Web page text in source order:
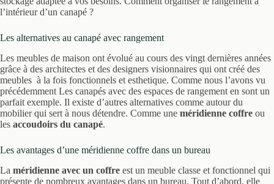
l’intérieur d’un canapé ?
Les alternatives au canapé avec rangement
Les meubles de maison ont évolué au cours des vingt dernières années
grâce à des architectes et des designers visionnaires qui ont créé des
meubles à la fois fonctionnels et esthetique. Comme nous l’avons vu
précédemment Les canapés avec des espaces de rangement en sont un
parfait exemple. Il existe d’autres alternatives comme autour du
mobilier qui sert à nous détendre. Comme une méridienne coffre ou
les accoudoirs du canapé.
Les avantages d’une méridienne coffre dans un bureau
La méridienne avec un coffre est un meuble classe et fonctionnel qui
présente de nombreux avantages dans un bureau. Tout d’abord, elle